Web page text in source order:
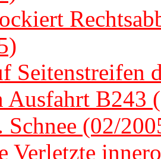
Seitenstreifen
Ausfahrt B243
Schnee (02/
Verletzte